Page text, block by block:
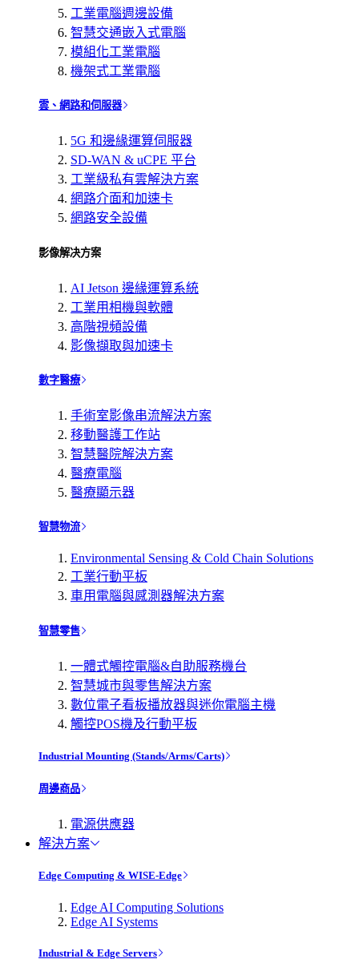
工業電腦週邊設備
智慧交通嵌入式電腦
模組化工業電腦
機架式工業電腦
雲、網路和伺服器
5G 和邊緣運算伺服器
SD-WAN & uCPE 平台
工業級私有雲解決方案
網路介面和加速卡
網路安全設備
影像解决方案
AI Jetson 邊緣運算系統
工業用相機與軟體
高階視頻設備
影像擷取與加速卡
數字醫療
手術室影像串流解決方案
移動醫護工作站
智慧醫院解決方案
醫療電腦
醫療顯示器
智慧物流
Environmental Sensing & Cold Chain Solutions
工業行動平板
車用電腦與感測器解決方案
智慧零售
一體式觸控電腦&自助服務機台
智慧城市與零售解決方案
數位電子看板播放器與迷你電腦主機
觸控POS機及行動平板
Industrial Mounting (Stands/Arms/Carts)
周邊商品
電源供應器
解決方案
Edge Computing & WISE-Edge
Edge AI Computing Solutions
Edge AI Systems
Industrial & Edge Servers